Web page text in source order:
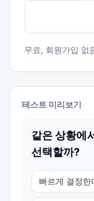
무료, 회원가입 없
테스트 미리보기
같은 상황에
선택할까?
빠르게 결정한